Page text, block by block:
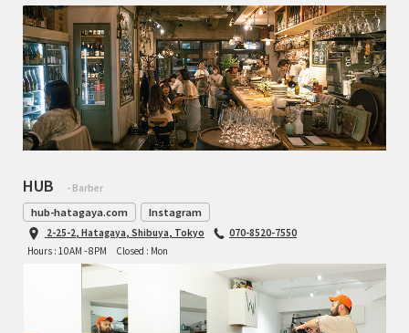
HUB - Barber
hub-hatagaya.com Instagram
2-25-2, Hatagaya, Shibuya, Tokyo
070-8520-7550
Hours : 10AM - 8PM
Closed : Mon